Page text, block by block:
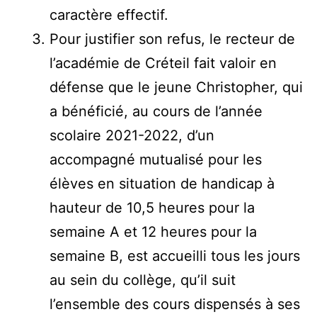
caractère effectif.
Pour justifier son refus, le recteur de
l’académie de Créteil fait valoir en
défense que le jeune Christopher, qui
a bénéficié, au cours de l’année
scolaire 2021-2022, d’un
accompagné mutualisé pour les
élèves en situation de handicap à
hauteur de 10,5 heures pour la
semaine A et 12 heures pour la
semaine B, est accueilli tous les jours
au sein du collège, qu’il suit
l’ensemble des cours dispensés à ses